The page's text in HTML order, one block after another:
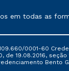
todas as
0001-60
de 19.08.2016,